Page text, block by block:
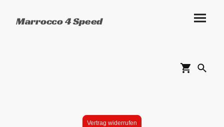
Marrocco 4 Speed
Vertrag widerrufen